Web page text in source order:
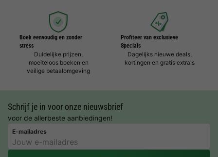
Boek eenvoudig en zonder
stress
Duidelijke prijzen,
moeiteloos boeken en
veilige betaalomgeving
Profiteer van exclusieve
Specials
Dagelijks nieuwe deals,
kortingen en gratis extra's
Schrijf je in voor onze nieuwsbrief
voor de allerbeste aanbiedingen!
E-mailadres